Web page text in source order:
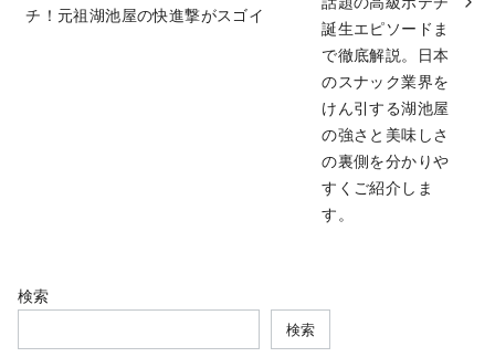
チ！元祖湖池屋の快進撃がスゴイ
検索
検索